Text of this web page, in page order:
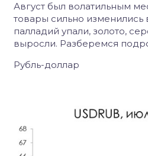
Август был волатильным
товары сильно изменились
палладий упали, золото,
выросли. Разберемся
Рубль-доллар